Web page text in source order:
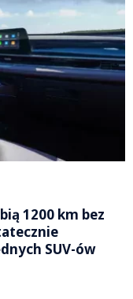
1200 km bez
SUV-ów